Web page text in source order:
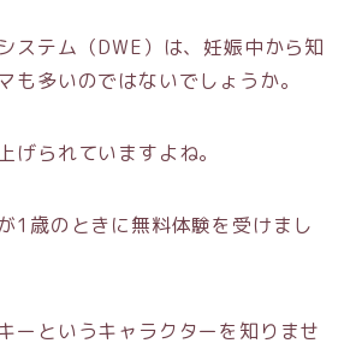
ステム（DWE）は、妊娠中から知
も多いのではないでしょうか。
げられていますよね。
1歳のときに無料体験を受けまし
ーというキャラクターを知りませ